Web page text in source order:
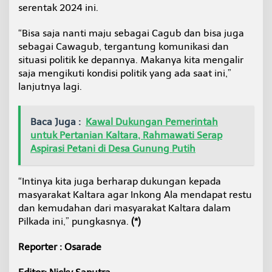
serentak 2024 ini.
“Bisa saja nanti maju sebagai Cagub dan bisa juga
sebagai Cawagub, tergantung komunikasi dan
situasi politik ke depannya. Makanya kita mengalir
saja mengikuti kondisi politik yang ada saat ini,”
lanjutnya lagi.
Baca Juga : Kawal Dukungan Pemerintah
untuk Pertanian Kaltara, Rahmawati Serap
Aspirasi Petani di Desa Gunung Putih
“Intinya kita juga berharap dukungan kepada
masyarakat Kaltara agar Inkong Ala mendapat restu
dan kemudahan dari masyarakat Kaltara dalam
Pilkada ini,” pungkasnya. (*)
Reporter : Osarade